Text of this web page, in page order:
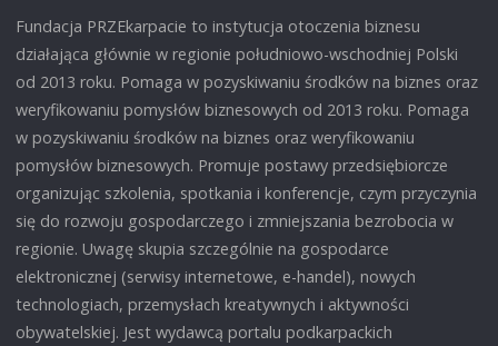
Fundacja PRZEkarpacie to instytucja otoczenia biznesu
działająca głównie w regionie południowo-wschodniej Polski
od 2013 roku. Pomaga w pozyskiwaniu środków na biznes oraz
weryfikowaniu pomysłów biznesowych od 2013 roku. Pomaga
w pozyskiwaniu środków na biznes oraz weryfikowaniu
pomysłów biznesowych. Promuje postawy przedsiębiorcze
organizując szkolenia, spotkania i konferencje, czym przyczynia
się do rozwoju gospodarczego i zmniejszania bezrobocia w
regionie. Uwagę skupia szczególnie na gospodarce
elektronicznej (serwisy internetowe, e-handel), nowych
technologiach, przemysłach kreatywnych i aktywności
obywatelskiej. Jest wydawcą portalu podkarpackich